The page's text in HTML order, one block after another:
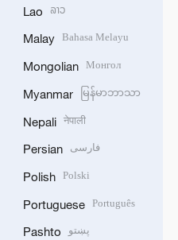
Lao ລາວ
Malay Bahasa Melayu
Mongolian Монгол
Myanmar မြန်မာဘာသာ
Nepali नेपाली
Persian فارسی
Polish Polski
Portuguese Português
Pashto پښتو